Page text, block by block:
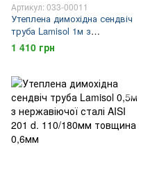
Артикул: 033-00011
Утеплена димохідна сендвіч
труба Lamisol 1м з
нержавіючої сталі AISI 201 d.
110/180мм товщина 0,8мм
1 410 грн